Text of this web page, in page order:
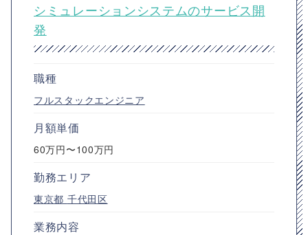
シミュレーションシステムのサービス開
発
職種
フルスタックエンジニア
月額単価
60万円〜100万円
勤務エリア
東京都 千代田区
業務内容